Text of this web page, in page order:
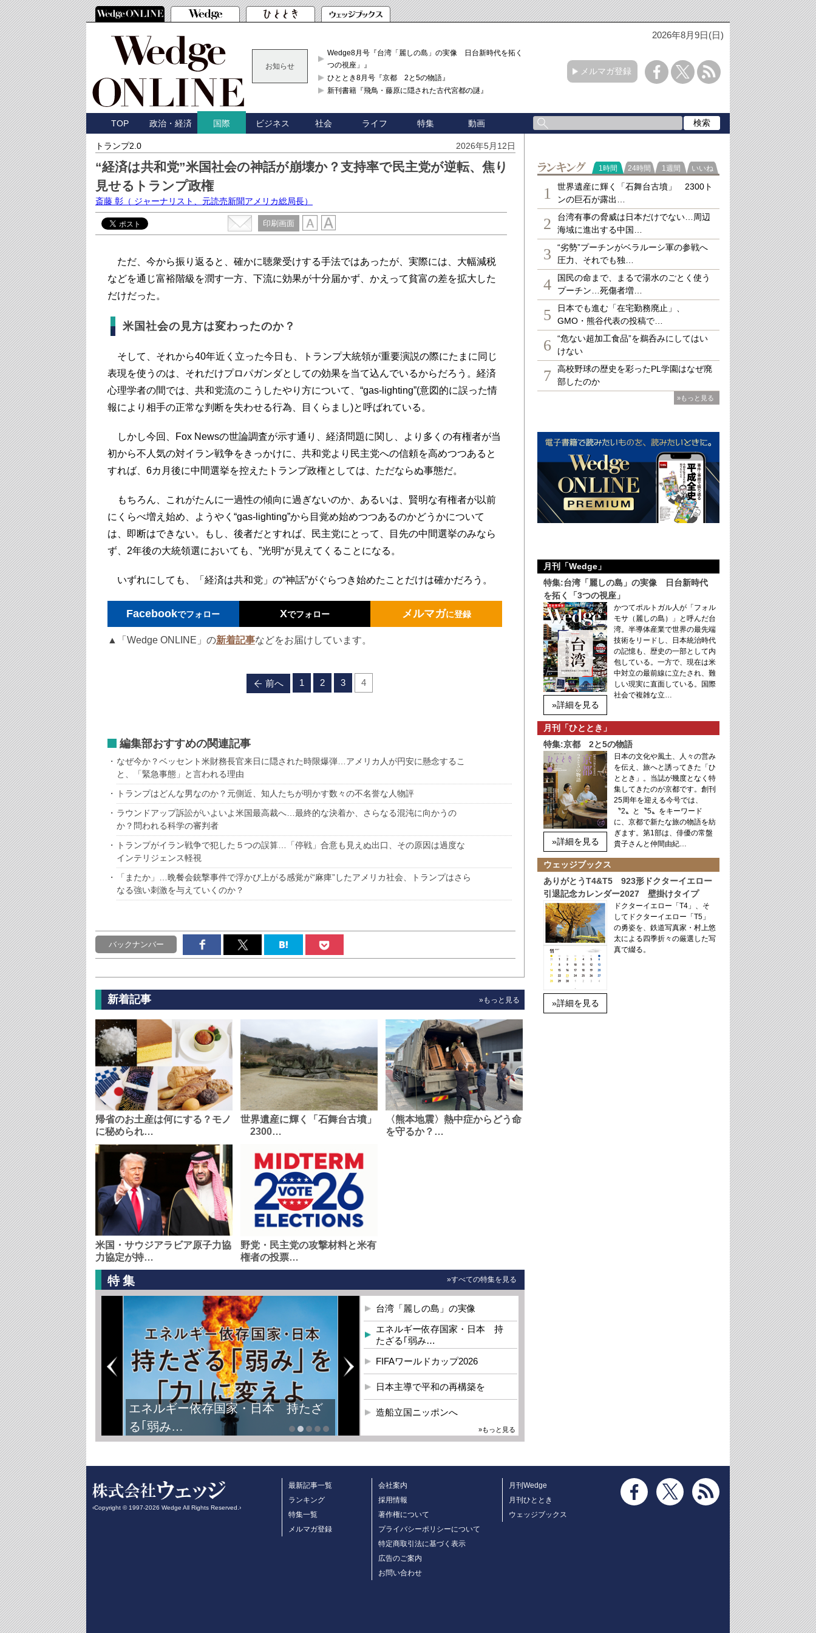
2026年8月9日(日)
お知らせ
Wedge8月号『台湾「麗しの島」の実像 日台新時代を拓く「3
つの視座」』
ひととき8月号『京都 2と5の物語』
新刊書籍『飛鳥・藤原に隠された古代宮都の謎』
メルマガ登録
TOP 政治・経済 国際 ビジネス 社会 ライフ 特集 動画
トランプ2.0 2026年5月12日
“経済は共和党”米国社会の神話が崩壊か？支持率で民主党が逆転、焦り
見せるトランプ政権
斎藤 彰 （ ジャーナリスト、元読売新聞アメリカ総局長）
印刷画面
ただ、今から振り返ると、確かに聴衆受けする手法ではあったが、実際には、大幅減税
などを通じ富裕階級を潤す一方、下流に効果が十分届かず、かえって貧富の差を拡大した
だけだった。
米国社会の見方は変わったのか？
そして、それから40年近く立った今日も、トランプ大統領が重要演説の際にたまに同じ
表現を使うのは、それだけプロパガンダとしての効果を当て込んでいるからだろう。経済
心理学者の間では、共和党流のこうしたやり方について、“gas-lighting”(意図的に誤った情
報により相手の正常な判断を失わせる行為、目くらまし)と呼ばれている。
しかし今回、Fox Newsの世論調査が示す通り、経済問題に関し、より多くの有権者が当
初から不人気の対イラン戦争をきっかけに、共和党より民主党への信頼を高めつつあると
すれば、6カ月後に中間選挙を控えたトランプ政権としては、ただならぬ事態だ。
もちろん、これがたんに一過性の傾向に過ぎないのか、あるいは、賢明な有権者が以前
にくらべ増え始め、ようやく“gas-lighting”から目覚め始めつつあるのかどうかについて
は、即断はできない。もし、後者だとすれば、民主党にとって、目先の中間選挙のみなら
ず、2年後の大統領選においても、”光明“が見えてくることになる。
いずれにしても、「経済は共和党」の“神話”がぐらつき始めたことだけは確かだろう。
Facebookでフォロー Xでフォロー メルマガに登録
▲「Wedge ONLINE」の新着記事などをお届けしています。
前へ 1 2 3 4
編集部おすすめの関連記事
なぜ今か？ベッセント米財務長官来日に隠された時限爆弾…アメリカ人が円安に懸念するこ
と、「緊急事態」と言われる理由
トランプはどんな男なのか？元側近、知人たちが明かす数々の不名誉な人物評
ラウンドアップ訴訟がいよいよ米国最高裁へ…最終的な決着か、さらなる混沌に向かうの
か？問われる科学の審判者
トランプがイラン戦争で犯した５つの誤算…「停戦」合意も見えぬ出口、その原因は過度な
インテリジェンス軽視
「またか」…晩餐会銃撃事件で浮かび上がる感覚が“麻痺”したアメリカ社会、トランプはさら
なる強い刺激を与えていくのか？
バックナンバー
新着記事 »もっと見る
帰省のお土産は何にする？モノ
に秘められ…
世界遺産に輝く「石舞台古墳」
2300…
〈熊本地震〉熱中症からどう命
を守るか？…
米国・サウジアラビア原子力協
力協定が持…
野党・民主党の攻撃材料と米有
権者の投票…
特集 »すべての特集を見る
エネルギー依存国家・日本 持たざ
る｢弱み…
台湾「麗しの島」の実像
エネルギー依存国家・日本 持
たざる｢弱み…
FIFAワールドカップ2026
日本主導で平和の再構築を
造船立国ニッポンへ
»もっと見る
ランキング
1時間 24時間 1週間 いいね
1
世界遺産に輝く「石舞台古墳」 2300ト
ンの巨石が露出…
2
台湾有事の脅威は日本だけでない…周辺
海域に進出する中国…
3
“劣勢”プーチンがベラルーシ軍の参戦へ
圧力、それでも独…
4
国民の命まで、まるで湯水のごとく使う
プーチン…死傷者増…
5
日本でも進む「在宅勤務廃止」、
GMO・熊谷代表の投稿で…
6
“危ない超加工食品”を鵜呑みにしてはい
けない
7
高校野球の歴史を彩ったPL学園はなぜ廃
部したのか
»もっと見る
月刊「Wedge」
特集:台湾「麗しの島」の実像 日台新時代
を拓く「3つの視座」
»詳細を見る
かつてポルトガル人が「フォル
モサ（麗しの島）」と呼んだ台
湾。半導体産業で世界の最先端
技術をリードし、日本統治時代
の記憶も、歴史の一部として内
包している。一方で、現在は米
中対立の最前線に立たされ、難
しい現実に直面している。国際
社会で複雑な立…
月刊「ひととき」
特集:京都 2と5の物語
»詳細を見る
日本の文化や風土、人々の営み
を伝え、旅へと誘ってきた「ひ
ととき」。当誌が幾度となく特
集してきたのが京都です。創刊
25周年を迎える今号では、
〝2〟と〝5〟をキーワード
に、京都で新たな旅の物語を紡
ぎます。第1部は、俳優の常盤
貴子さんと仲間由紀…
ウェッジブックス
ありがとうT4&T5 923形ドクターイエロー
引退記念カレンダー2027 壁掛けタイプ
»詳細を見る
ドクターイエロー「T4」、そ
してドクターイエロー「T5」
の勇姿を、鉄道写真家・村上悠
太による四季折々の厳選した写
真で綴る。
‹Copyright © 1997-2026 Wedge All Rights Reserved.›
最新記事一覧
ランキング
特集一覧
メルマガ登録
会社案内
採用情報
著作権について
プライバシーポリシーについて
特定商取引法に基づく表示
広告のご案内
お問い合わせ
月刊Wedge
月刊ひととき
ウェッジブックス